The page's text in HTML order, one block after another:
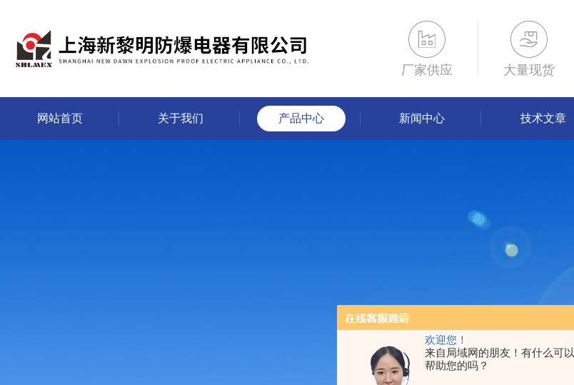
欢迎您！
来自局域网的朋友！有什么可以
帮助您的吗？
厂家供应 大量现货
网站首页 关于我们 产品中心 新闻中心 技术文章